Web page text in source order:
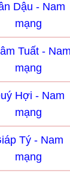
Dậu - Nam
mạng
Tuất - Nam
mạng
Hợi - Nam
mạng
Tý - Nam
mạng